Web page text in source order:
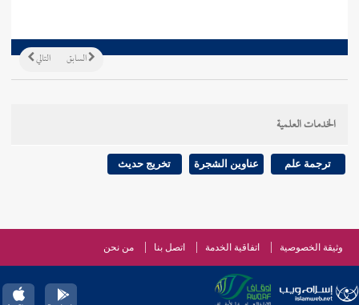
التالي السابق
الخدمات العلمية
ترجمة علم عناوين الشجرة تخريج حديث
وثيقة الخصوصية اتفاقية الخدمة اتصل بنا من نحن